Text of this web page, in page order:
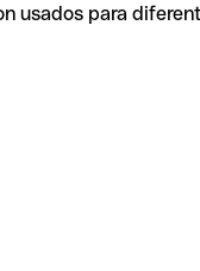
usados para